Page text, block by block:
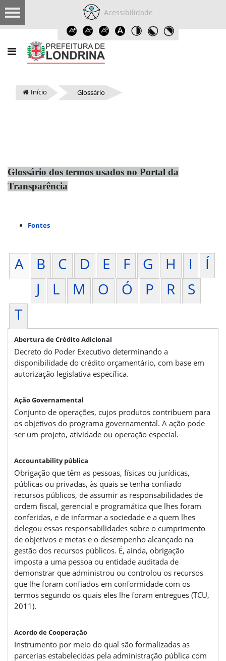
Acessibilidade
Início Glossário
Glossário dos termos usados no Portal da
Transparência
Fontes
A B C D E F G H I
Í
J
L M O Ó P R
S
T
Abertura de Crédito Adicional
Decreto do Poder Executivo determinando a
disponibilidade do crédito orçamentário, com base em
autorização legislativa específica.
Ação Governamental
Conjunto de operações, cujos produtos contribuem para
os objetivos do programa governamental. A ação pode
ser um projeto, atividade ou operação especial.
Accountability pública
Obrigação que têm as pessoas, físicas ou jurídicas,
públicas ou privadas, às quais se tenha confiado
recursos públicos, de assumir as responsabilidades de
ordem fiscal, gerencial e programática que lhes foram
conferidas, e de informar a sociedade e a quem lhes
delegou essas responsabilidades sobre o cumprimento
de objetivos e metas e o desempenho alcançado na
gestão dos recursos públicos. É, ainda, obrigação
imposta a uma pessoa ou entidade auditada de
demonstrar que administrou ou controlou os recursos
que lhe foram confiados em conformidade com os
termos segundo os quais eles lhe foram entregues (TCU,
2011).
Acordo de Cooperação
Instrumento por meio do qual são formalizadas as
parcerias estabelecidas pela administração pública com